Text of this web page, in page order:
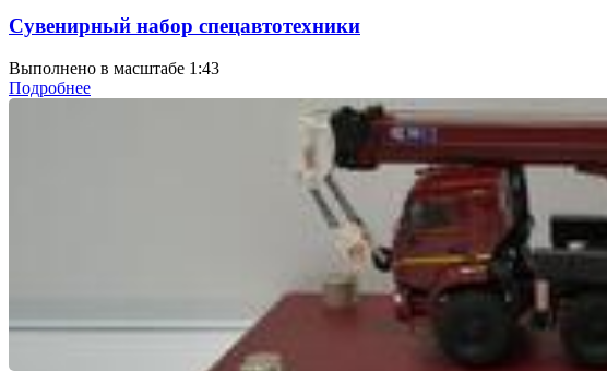
Сувенирный набор спецавтотехники
Выполнено в масштабе 1:43
Подробнее